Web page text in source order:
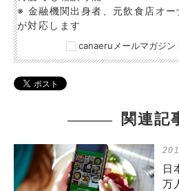
※ 金融機関出身者、元飲食店オー
が対応します
canaeruメールマガジン
関連記
日
万